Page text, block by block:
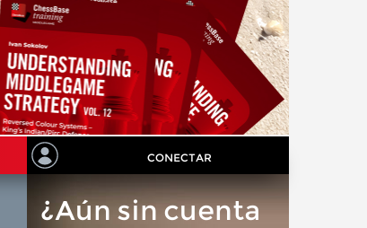
CONECTAR
¿Aún sin cuenta